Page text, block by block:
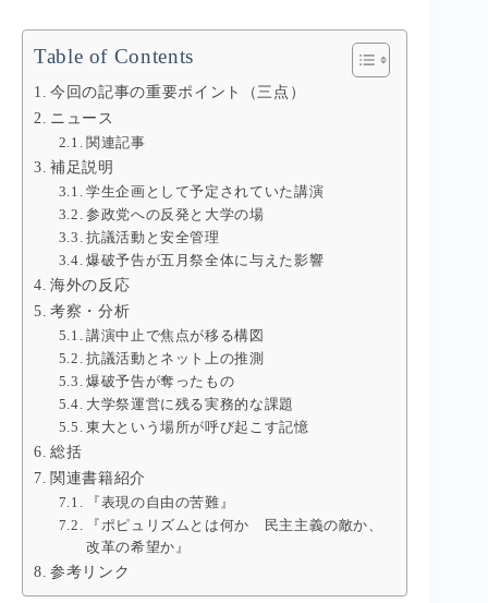
Table of Contents
今回の記事の重要ポイント（三点）
ニュース
関連記事
補足説明
学生企画として予定されていた講演
参政党への反発と大学の場
抗議活動と安全管理
爆破予告が五月祭全体に与えた影響
海外の反応
考察・分析
講演中止で焦点が移る構図
抗議活動とネット上の推測
爆破予告が奪ったもの
大学祭運営に残る実務的な課題
東大という場所が呼び起こす記憶
総括
関連書籍紹介
『表現の自由の苦難』
『ポピュリズムとは何か 民主主義の敵か、
改革の希望か』
参考リンク